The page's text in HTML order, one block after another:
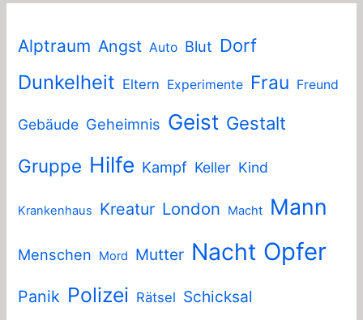
Alptraum Angst Auto Blut Dorf
Dunkelheit Eltern Experimente Frau Freund
Gebäude Geheimnis Geist Gestalt
Gruppe Hilfe Kampf Keller Kind
Krankenhaus Kreatur London Macht Mann
Menschen Mord Mutter Nacht Opfer
Panik Polizei Rätsel Schicksal